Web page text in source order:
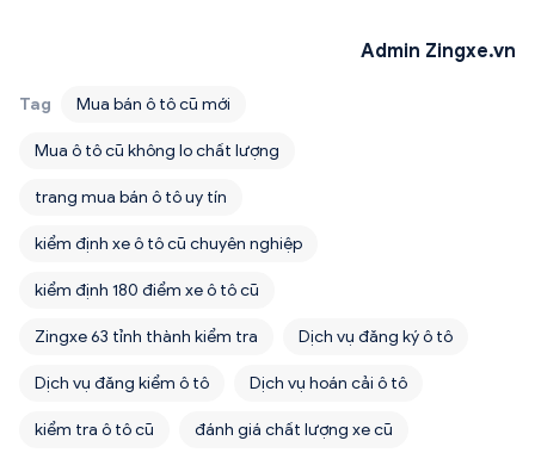
Admin Zingxe.vn
Tag Mua bán ô tô cũ mới
Mua ô tô cũ không lo chất lượng
trang mua bán ô tô uy tín
kiểm định xe ô tô cũ chuyên nghiệp
kiểm định 180 điểm xe ô tô cũ
Zingxe 63 tỉnh thành kiểm tra Dịch vụ đăng ký ô tô
Dịch vụ đăng kiểm ô tô Dịch vụ hoán cải ô tô
kiểm tra ô tô cũ đánh giá chất lượng xe cũ